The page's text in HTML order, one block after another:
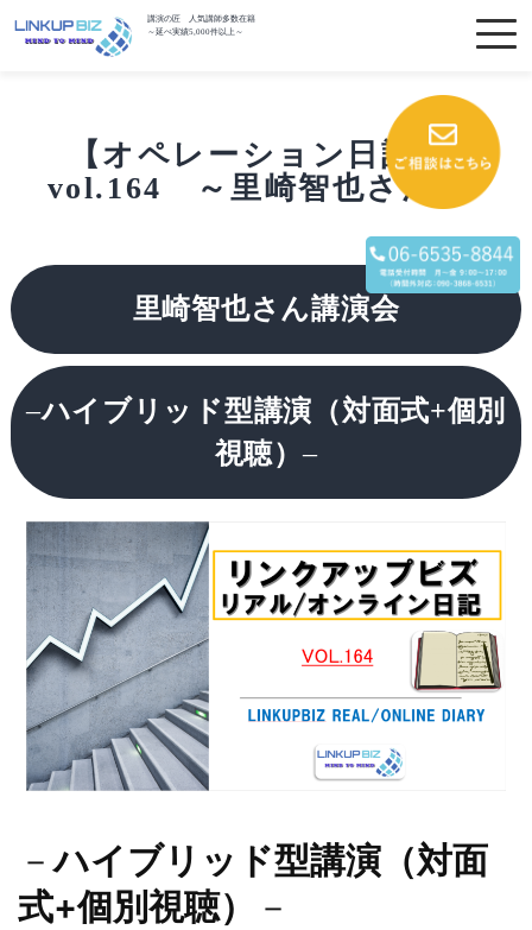
講演の匠 人気講師多数在籍
～延べ実績5,000件以上～
【オペレーション日記】
vol.164 ～里崎智也さん～
里崎智也さん講演会
–ハイブリッド型講演（対面式+個別
視聴）–
－ハイブリッド型講演（対面
式+個別視聴）
－